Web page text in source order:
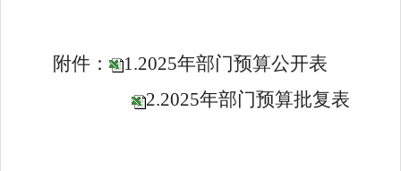
附件：
1.2025年部门预算公开表
2.2025年部门预算批复表